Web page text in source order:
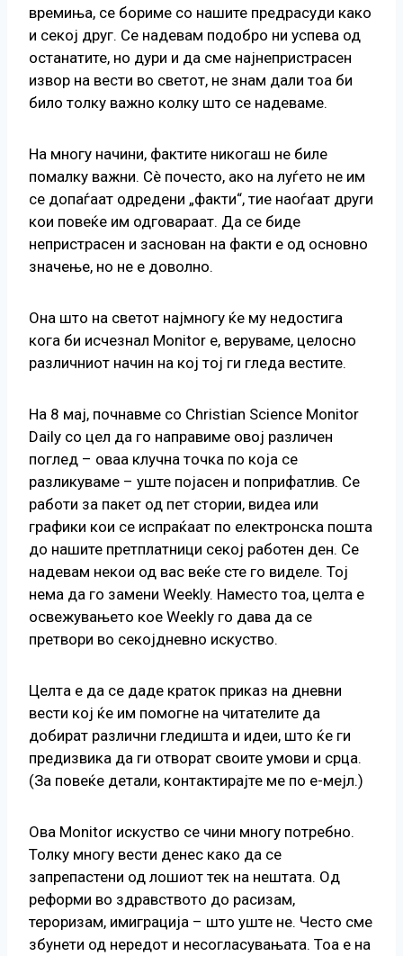
времиња, се бориме со нашите предрасуди како
и секој друг. Се надевам подобро ни успева од
останатите, но дури и да сме најнепристрасен
извор на вести во светот, не знам дали тоа би
било толку важно колку што се надеваме.
На многу начини, фактите никогаш не биле
помалку важни. Сè почесто, ако на луѓето не им
се допаѓаат одредени „факти“, тие наоѓаат други
кои повеќе им одговараат. Да се биде
непристрасен и заснован на факти е од основно
значење, но не е доволно.
Она што на светот најмногу ќе му недостига
кога би исчезнал Monitor е, веруваме, целосно
различниот начин на кој тој ги гледа вестите.
На 8 мај, почнавме со Christian Science Monitor
Daily со цел да го направиме овој различен
поглед – оваа клучна точка по која се
разликуваме – уште појасен и поприфатлив. Се
работи за пакет од пет стории, видеа или
графики кои се испраќаат по електронска пошта
до нашите претплатници секој работен ден. Се
надевам некои од вас веќе сте го виделе. Тој
нема да го замени Weekly. Наместо тоа, целта е
освежувањето кое Weekly го дава да се
претвори во секојдневно искуство.
Целта е да се даде краток приказ на дневни
вести кој ќе им помогне на читателите да
добират различни гледишта и идеи, што ќе ги
предизвика да ги отворат своите умови и срца.
(За повеќе детали, контактирајте ме по е-мејл.)
Ова Monitor искуство се чини многу потребно.
Толку многу вести денес како да се
запрепастени од лошиот тек на нештата. Од
реформи во здравството до расизам,
тероризам, имиграција – што уште не. Често сме
збунети од нередот и несогласувањата. Тоа е на